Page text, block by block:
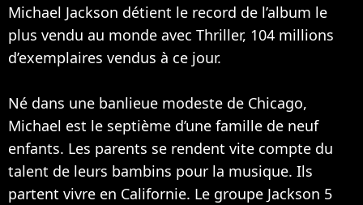
Michael Jackson détient le record de l’album le
plus vendu au monde avec Thriller, 104 millions
d’exemplaires vendus à ce jour.
Né dans une banlieue modeste de Chicago,
Michael est le septième d’une famille de neuf
enfants. Les parents se rendent vite compte du
talent de leurs bambins pour la musique. Ils
partent vivre en Californie. Le groupe Jackson 5